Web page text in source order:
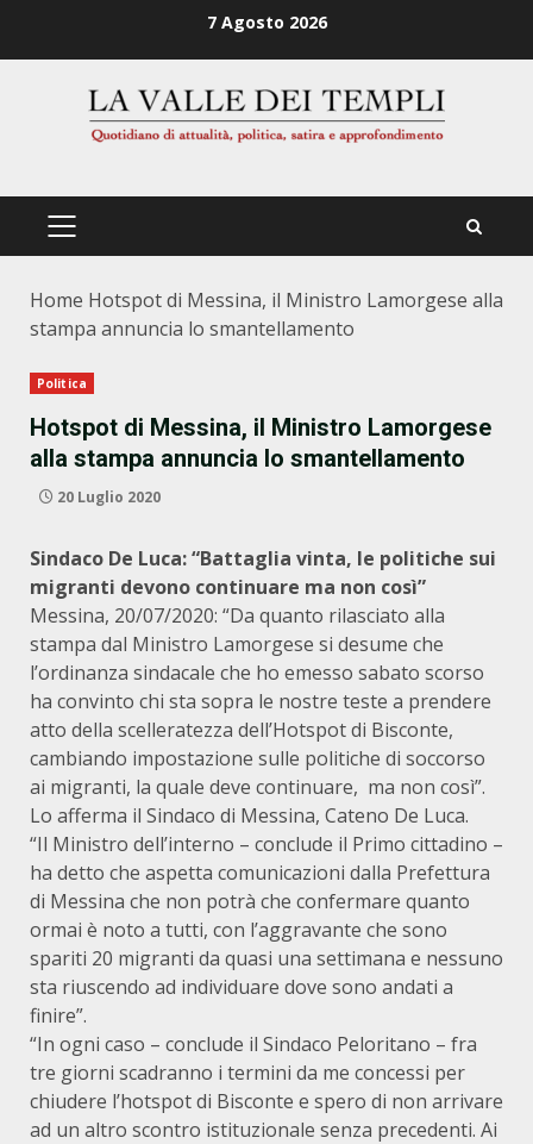
7 Agosto 2026
PRIMÄRES
Home Hotspot di Messina, il Ministro Lamorgese alla
stampa annuncia lo smantellamento
Politica
Hotspot di Messina, il Ministro Lamorgese
alla stampa annuncia lo smantellamento
20 Luglio 2020
Sindaco De Luca: “Battaglia vinta, le politiche sui
migranti devono continuare ma non così”
Messina, 20/07/2020: “Da quanto rilasciato alla
stampa dal Ministro Lamorgese si desume che
l’ordinanza sindacale che ho emesso sabato scorso
ha convinto chi sta sopra le nostre teste a prendere
atto della scelleratezza dell’Hotspot di Bisconte,
cambiando impostazione sulle politiche di soccorso
ai migranti, la quale deve continuare, ma non così”.
Lo afferma il Sindaco di Messina, Cateno De Luca.
“Il Ministro dell’interno – conclude il Primo cittadino –
ha detto che aspetta comunicazioni dalla Prefettura
di Messina che non potrà che confermare quanto
ormai è noto a tutti, con l’aggravante che sono
spariti 20 migranti da quasi una settimana e nessuno
sta riuscendo ad individuare dove sono andati a
finire”.
“In ogni caso – conclude il Sindaco Peloritano – fra
tre giorni scadranno i termini da me concessi per
chiudere l’hotspot di Bisconte e spero di non arrivare
ad un altro scontro istituzionale senza precedenti. Ai